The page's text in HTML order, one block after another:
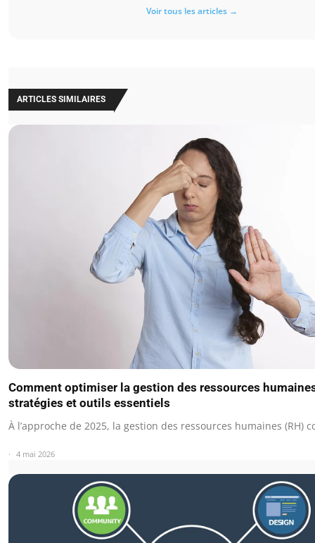
Voir tous les articles →
ARTICLES SIMILAIRES
Comment optimiser la gestion des ressources
stratégies et outils essentiels
À l’approche de 2025, la gestion des ressources humaines (RH)
4 mai 2026